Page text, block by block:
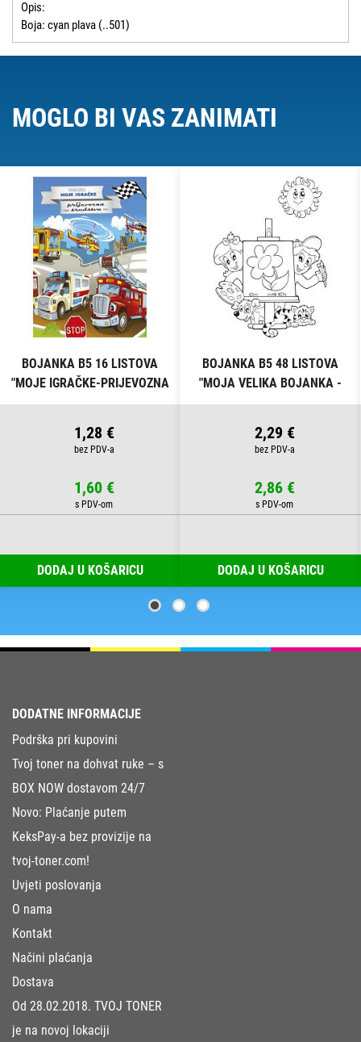
Opis:
Boja: cyan plava (..501)
MOGLO BI VAS ZANIMATI
BOJANKA B5 16 LISTOVA
"MOJE IGRAČKE-PRIJEVOZNA
SREDSTVA" CONNECT
1,28 €
1,60 €
DODAJ U KOŠARICU
BOJANKA B5 48 LISTOVA
"MOJA VELIKA BOJANKA -
ŠARENI SVIJET" CONNECT
2,29 €
2,86 €
DODAJ U KOŠARICU
DODATNE INFORMACIJE
Podrška pri kupovini
Tvoj toner na dohvat ruke – s
BOX NOW dostavom 24/7
Novo: Plaćanje putem
KeksPay-a bez provizije na
tvoj-toner.com!
Uvjeti poslovanja
O nama
Kontakt
Načini plaćanja
Dostava
Od 28.02.2018. TVOJ TONER
je na novoj lokaciji